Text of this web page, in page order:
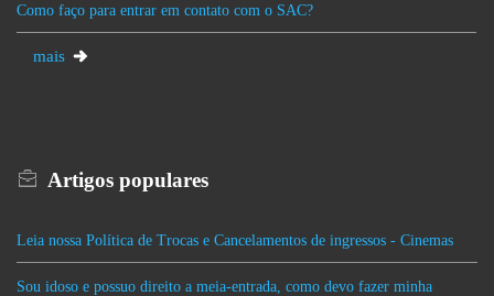
Como faço para entrar em contato com o SAC?
mais
Artigos populares
Leia nossa Política de Trocas e Cancelamentos de ingressos - Cinemas
Sou idoso e possuo direito a meia-entrada, como devo fazer minha